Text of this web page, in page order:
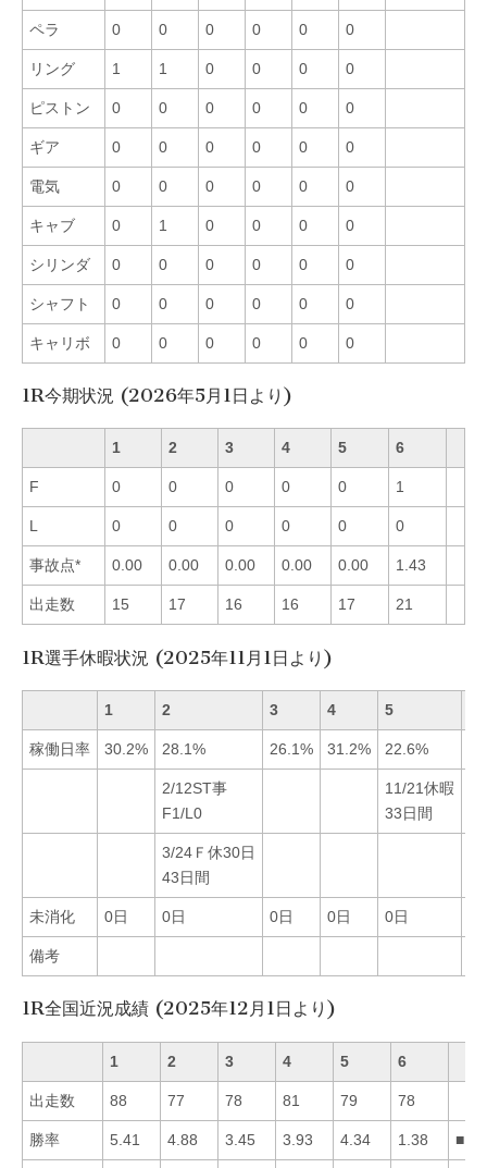
ペラ 0 0 0 0 0 0
リング 1 1 0 0 0 0
ピストン 0 0 0 0 0 0
ギア 0 0 0 0 0 0
電気 0 0 0 0 0 0
キャブ 0 1 0 0 0 0
シリンダ 0 0 0 0 0 0
シャフト 0 0 0 0 0 0
キャリボ 0 0 0 0 0 0
1R今期状況 (2026年5月1日より)
1 2 3 4 5 6
F 0 0 0 0 0 1
L 0 0 0 0 0 0
事故点* 0.00 0.00 0.00 0.00 0.00 1.43
出走数 15 17 16 16 17 21
1R選手休暇状況 (2025年11月1日より)
1 2 3 4 5
稼働日率 30.2% 28.1% 26.1% 31.2% 22.6%
2/12ST事
F1/L0
11/21休暇
33日間
3/24Ｆ休30日
43日間
未消化 0日 0日 0日 0日 0日
備考
1R全国近況成績 (2025年12月1日より)
1 2 3 4 5 6
出走数 88 77 78 81 79 78
勝率 5.41 4.88 3.45 3.93 4.34 1.38